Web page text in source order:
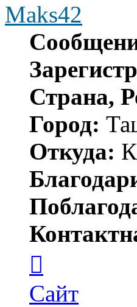
Maks42
Страна,
Город:
Откуда:
пользователя
Maks42
Сайт